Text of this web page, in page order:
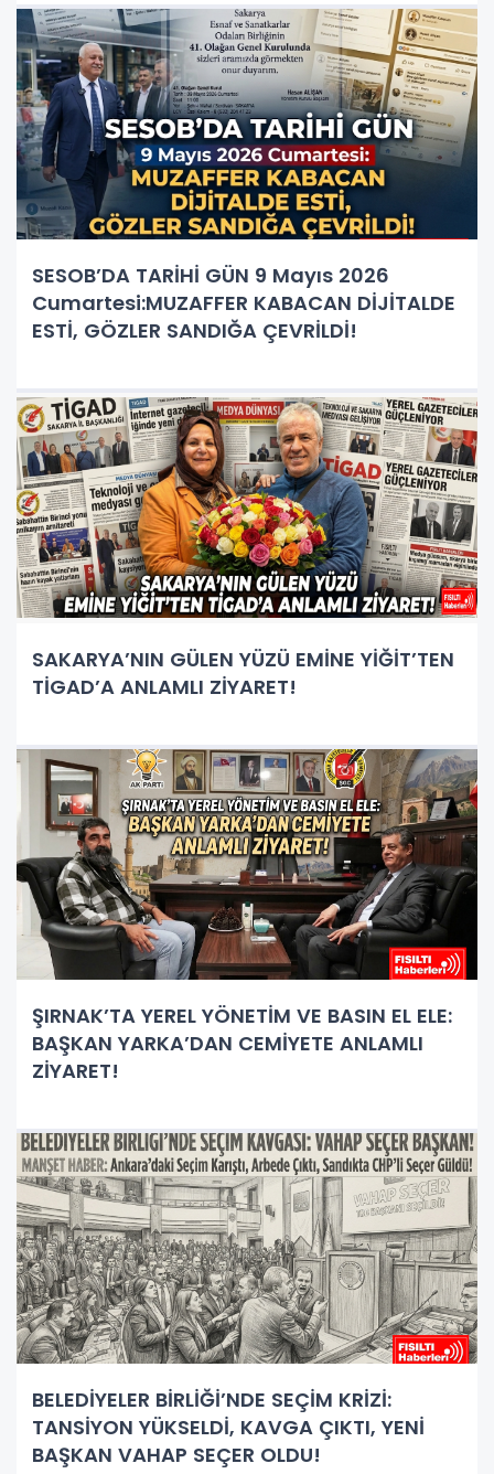
SESOB’DA TARİHİ GÜN 9 Mayıs 2026
Cumartesi:MUZAFFER KABACAN DİJİTALDE
ESTİ, GÖZLER SANDIĞA ÇEVRİLDİ!
SAKARYA’NIN GÜLEN YÜZÜ EMİNE YİĞİT’TEN
TİGAD’A ANLAMLI ZİYARET!
ŞIRNAK’TA YEREL YÖNETİM VE BASIN EL ELE:
BAŞKAN YARKA’DAN CEMİYETE ANLAMLI
ZİYARET!
BELEDİYELER BİRLİĞİ’NDE SEÇİM KRİZİ:
TANSİYON YÜKSELDİ, KAVGA ÇIKTI, YENİ
BAŞKAN VAHAP SEÇER OLDU!